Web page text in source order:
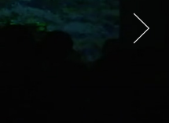
PEOPLE OF ROMANIA se lansează la
galeria Simeza
All Stars For Outernational